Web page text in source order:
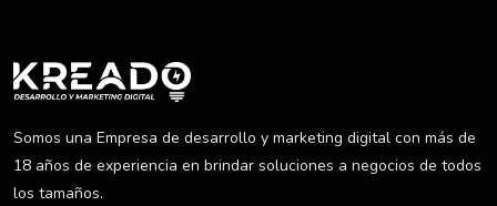
Somos una Empresa de desarrollo y marketing digital con más de
18 años de experiencia en brindar soluciones a negocios de todos
los tamaños.